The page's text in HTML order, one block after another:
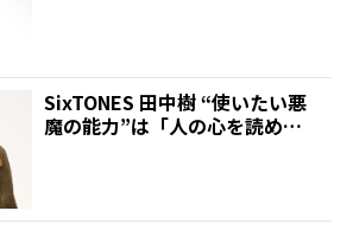
SixTONES 田中樹 “使いたい悪
魔の能力”は「人の心を読める